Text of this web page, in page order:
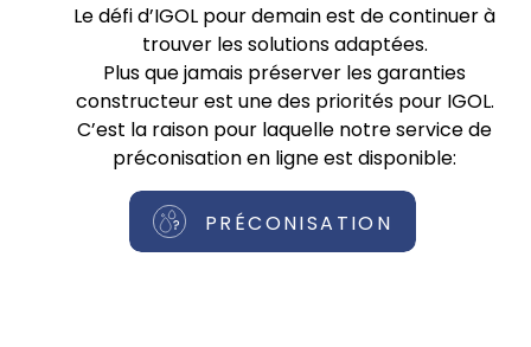
Le défi d’IGOL pour demain est de continuer à
trouver les solutions adaptées.
Plus que jamais préserver les garanties
constructeur est une des priorités pour IGOL.
C’est la raison pour laquelle notre service de
préconisation en ligne est disponible:
PRÉCONISATION